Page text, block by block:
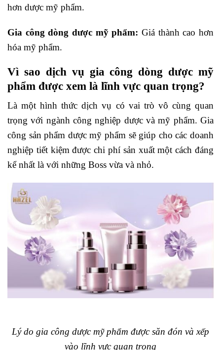
hơn dược mỹ phẩm.
Gia công dòng dược mỹ phẩm: Giá thành cao hơn
hóa mỹ phẩm.
Vì sao dịch vụ gia công dòng dược mỹ
phẩm được xem là lĩnh vực quan trọng?
Là một hình thức dịch vụ có vai trò vô cùng quan
trọng với ngành công nghiệp dược và mỹ phẩm. Gia
công sản phẩm dược mỹ phẩm sẽ giúp cho các doanh
nghiệp tiết kiệm được chi phí sản xuất một cách đáng
kể nhất là với những Boss vừa và nhỏ.
Lý do gia công dược mỹ phẩm được săn đón và xếp
vào lĩnh vực quan trọng